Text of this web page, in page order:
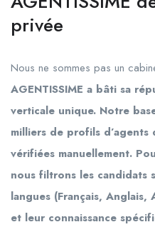
privée
Nous ne sommes pas un
AGENTISSIME a bâti sa
verticale unique. Notre
milliers de profils
vérifiées manuellement.
nous filtrons les candidats
langues (Français,
et leur connaissance